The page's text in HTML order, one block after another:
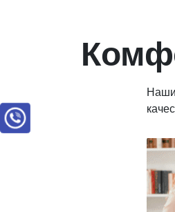
Наши